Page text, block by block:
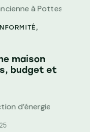
,
maison
budget et